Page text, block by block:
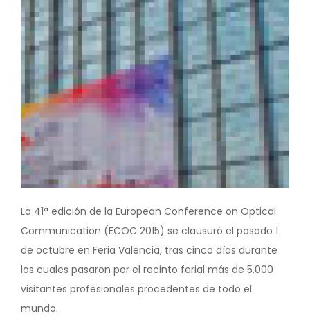
La 41ª edición de la European Conference on Optical
Communication (ECOC 2015) se clausuró el pasado 1
de octubre en Feria Valencia, tras cinco días durante
los cuales pasaron por el recinto ferial más de 5.000
visitantes profesionales procedentes de todo el
mundo.